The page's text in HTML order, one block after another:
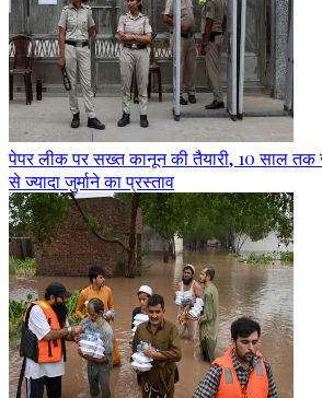
पेपर लीक पर सख्त कानून की तैयारी, 10 साल
से ज्यादा जुर्माने का प्रस्ताव